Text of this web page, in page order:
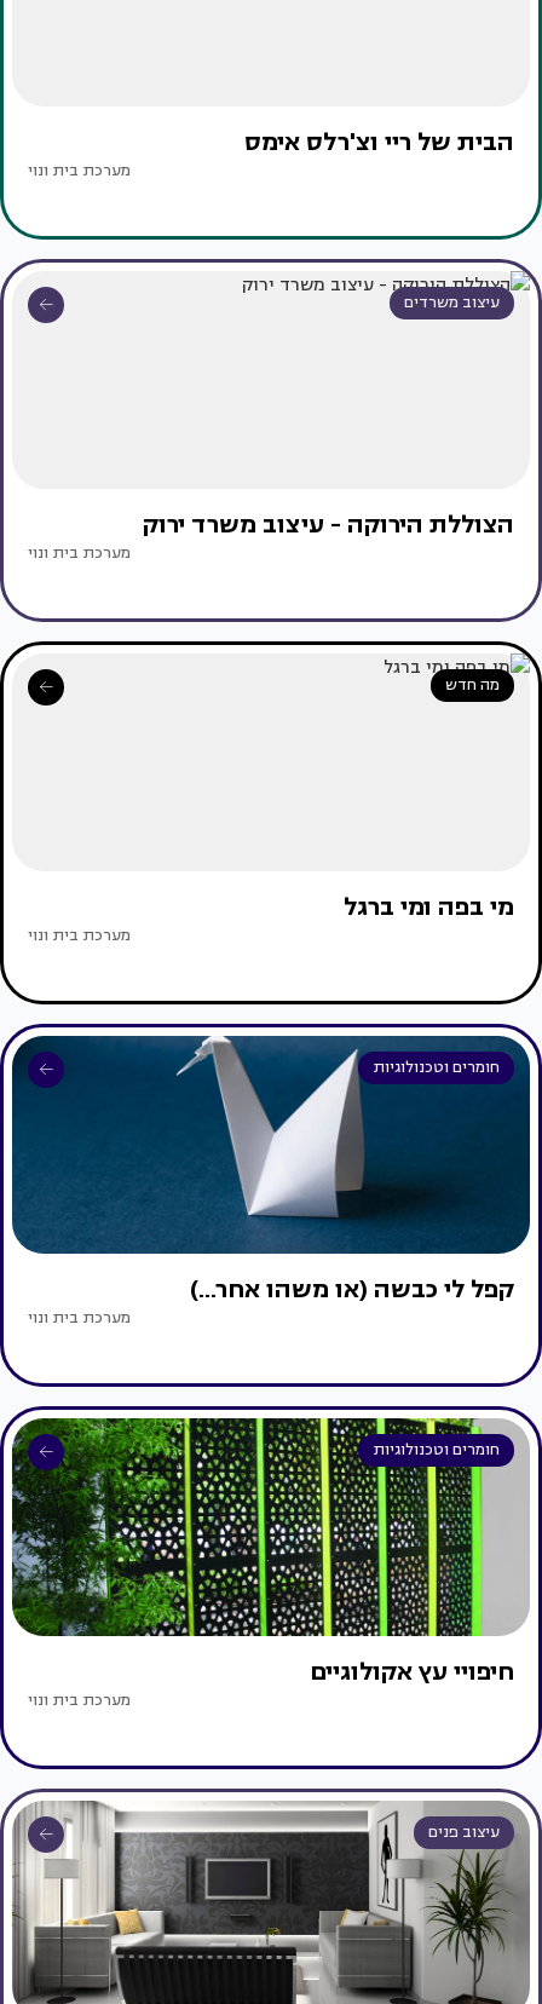
הבית של ריי וצ'רלס אימס
מערכת בית ונוי
עיצוב משרדים
הצוללת הירוקה - עיצוב משרד ירוק
מערכת בית ונוי
מה חדש
מי בפה ומי ברגל
מערכת בית ונוי
חומרים וטכנולוגיות
קפל לי כבשה (או משהו אחר...)
מערכת בית ונוי
חומרים וטכנולוגיות
חיפויי עץ אקולוגיים
מערכת בית ונוי
עיצוב פנים